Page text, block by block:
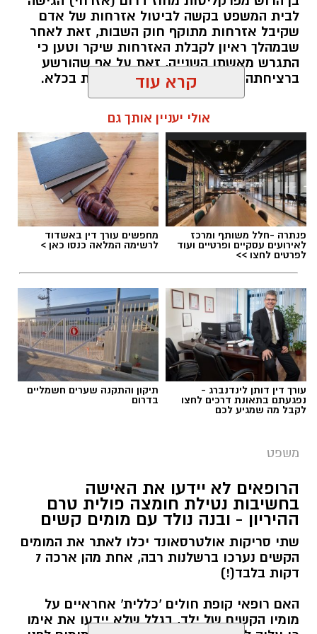
לבית המשפט בקשה לביטול אזרחות של אדם
שקיבל אזרחות מתוקף חוק השבות, זאת לאחר
שבמהלך ראיון לקבלת האזרחות שיקר וטען כי
התגרש מאשתו השנייה, זאת על אף שהורשע
ברציחתה וישב תקופת מאסר ממושכת בכלא.
תגים:פלילי
depositphotos
מהחלטת בית המשפט עולה כי במהלך 2021 קיבל
המשיב אזרחות מתוקף היותו נכד של יהודי. בשל
זכאותו לאזרחות קיבלו גם אשתו ילדיה וילדיהם
מעמד חוקי בארץ. זאת לאחר שבמהלך תחקיר
המשיב כי בעבר היה נשוי במשך כשנתיים והתגרש
ללא ילדים. לאחר קבלת האזרחות והגעתו לישראל,
קרא עוד
אולי יעניין אותך גם
פנתרה -חלל משותף ומרכז
לאירועים עסקיים ופרטיים ועוד
לפרטים לחצו >>
מחפשים עורך דין באשדוד
לרשימה המלאה כנסו כאן >
עורך דין דותן לינדנברג -
נפגעתם בתאונת דרכים לחצו
לקבל מה שמגיע לכם
תיקון והתקנה שערים חשמליים
בדרום
משפט
הרופאים לא יידעו את האישה
בחשיבות נטילת חומצה פולית טרם
ההיריון - ובנה נולד עם מומים קשים
שתי סריקות אולטרסאונד יכלו לאתר את המומים
הקשים נערכו ברשלנות רבה, אחת מהן ארכה 7
דקות בלבד(!)
האם רופאי קופת חולים 'כללית' אחראיים על
מומיו הקשים של ילד, בגלל שלא יידעו את אימו